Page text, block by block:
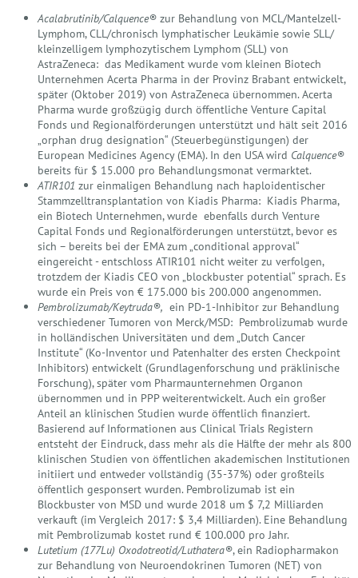
Acalabrutinib/Calquence® zur Behandlung von MCL/Mantelzell-
Lymphom, CLL/chronisch lymphatischer Leukämie sowie SLL/
kleinzelligem lymphozytischem Lymphom (SLL) von
AstraZeneca: das Medikament wurde vom kleinen Biotech
Unternehmen Acerta Pharma in der Provinz Brabant entwickelt,
später (Oktober 2019) von AstraZeneca übernommen. Acerta
Pharma wurde großzügig durch öffentliche Venture Capital
Fonds und Regionalförderungen unterstützt und hält seit 2016
„orphan drug designation“ (Steuerbegünstigungen) der
European Medicines Agency (EMA). In den USA wird Calquence®
bereits für $ 15.000 pro Behandlungsmonat vermarktet.
ATIR101 zur einmaligen Behandlung nach haploidentischer
Stammzelltransplantation von Kiadis Pharma: Kiadis Pharma,
ein Biotech Unternehmen, wurde ebenfalls durch Venture
Capital Fonds und Regionalförderungen unterstützt, bevor es
sich – bereits bei der EMA zum „conditional approval“
eingereicht - entschloss ATIR101 nicht weiter zu verfolgen,
trotzdem der Kiadis CEO von „blockbuster potential“ sprach. Es
wurde ein Preis von € 175.000 bis 200.000 angenommen.
Pembrolizumab/Keytruda®, ein PD-1-Inhibitor zur Behandlung
verschiedener Tumoren von Merck/MSD: Pembrolizumab wurde
in holländischen Universitäten und dem „Dutch Cancer
Institute“ (Ko-Inventor und Patenhalter des ersten Checkpoint
Inhibitors) entwickelt (Grundlagenforschung und präklinische
Forschung), später vom Pharmaunternehmen Organon
übernommen und in PPP weiterentwickelt. Auch ein großer
Anteil an klinischen Studien wurde öffentlich finanziert.
Basierend auf Informationen aus Clinical Trials Registern
entsteht der Eindruck, dass mehr als die Hälfte der mehr als 800
klinischen Studien von öffentlichen akademischen Institutionen
initiiert und entweder vollständig (35-37%) oder großteils
öffentlich gesponsert wurden. Pembrolizumab ist ein
Blockbuster von MSD und wurde 2018 um $ 7,2 Milliarden
verkauft (im Vergleich 2017: $ 3,4 Milliarden). Eine Behandlung
mit Pembrolizumab kostet rund € 100.000 pro Jahr.
Lutetium (177Lu) Oxodotreotid/Luthatera®, ein Radiopharmakon
zur Behandlung von Neuroendokrinen Tumoren (NET) von